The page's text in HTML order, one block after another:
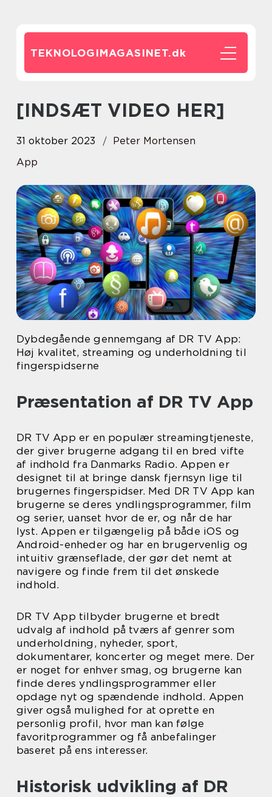
TEKNOLOGIMAGASINET.dk
[INDSÆT VIDEO HER]
31 oktober 2023
Peter Mortensen
App
Dybdegående gennemgang af DR TV App:
Høj kvalitet, streaming og underholdning til
fingerspidserne
Præsentation af DR TV App
DR TV App er en populær streamingtjeneste,
der giver brugerne adgang til en bred vifte
af indhold fra Danmarks Radio. Appen er
designet til at bringe dansk fjernsyn lige til
brugernes fingerspidser. Med DR TV App kan
brugerne se deres yndlingsprogrammer, film
og serier, uanset hvor de er, og når de har
lyst. Appen er tilgængelig på både iOS og
Android-enheder og har en brugervenlig og
intuitiv grænseflade, der gør det nemt at
navigere og finde frem til det ønskede
indhold.
DR TV App tilbyder brugerne et bredt
udvalg af indhold på tværs af genrer som
underholdning, nyheder, sport,
dokumentarer, koncerter og meget mere. Der
er noget for enhver smag, og brugerne kan
finde deres yndlingsprogrammer eller
opdage nyt og spændende indhold. Appen
giver også mulighed for at oprette en
personlig profil, hvor man kan følge
favoritprogrammer og få anbefalinger
baseret på ens interesser.
Historisk udvikling af DR